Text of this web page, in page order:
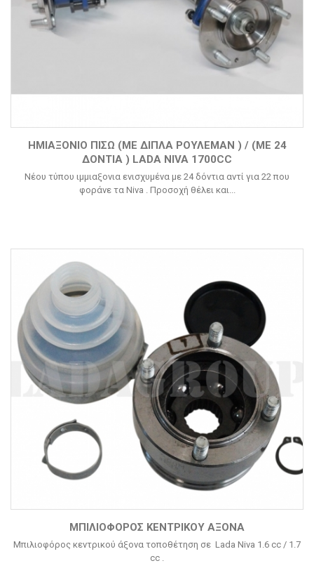
ΗΜΙΑΞΟΝΙΟ ΠΙΣΩ (ΜΕ ΔΙΠΛΑ ΡΟΥΛΕΜΑΝ ) / (ΜΕ 24
ΔΟΝΤΙΑ ) LADA NIVA 1700CC
Νέου τύπου ιμμιαξονια ενισχυμένα με 24 δόντια αντί για 22 που
φοράνε τα Niva . Προσοχή θέλει και...
ΜΠΙΛΙΟΦΌΡΟΣ ΚΕΝΤΡΙΚΟΎ ΆΞΟΝΑ
Μπιλιοφόρος κεντρικού άξονα τοποθέτηση σε Lada Niva 1.6 cc / 1.7
cc .